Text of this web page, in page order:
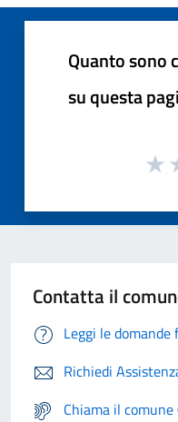
Quanto sono
su questa
Contatta il
Leggi le
Richiedi
Chiama il